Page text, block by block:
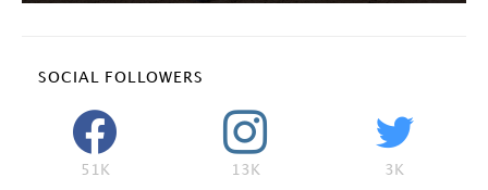
SOCIAL FOLLOWERS
51K 13K 3K